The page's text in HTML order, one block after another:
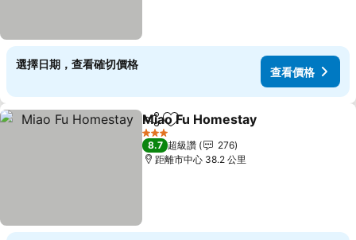
選擇日期，查看確切價格
查看價格
分享 加入我的最愛
Miao Fu Homestay
3 星級
8.7 超級讚
276
距離市中心 38.2 公里